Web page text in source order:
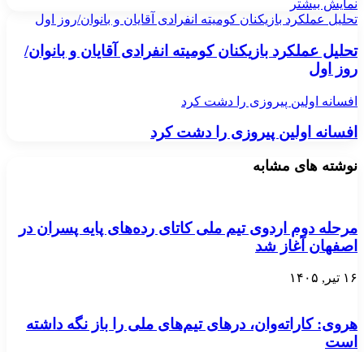
نمایش بیشتر
تحلیل عملکرد بازیکنان کومیته انفرادی آقایان و بانوان/روز اول
تحلیل عملکرد بازیکنان کومیته انفرادی آقایان و بانوان/
روز اول
افسانه اولین پیروزی را دشت کرد
افسانه اولین پیروزی را دشت کرد
نوشته های مشابه
مرحله دوم اردوی تیم ملی کاتای رده‌های پایه پسران در
اصفهان آغاز شد
۱۶ تیر, ۱۴۰۵
هروی: کاراته‌وان، درهای تیم‌های ملی را باز نگه داشته
است